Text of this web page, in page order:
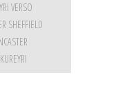
VERSO
SHEFFIELD